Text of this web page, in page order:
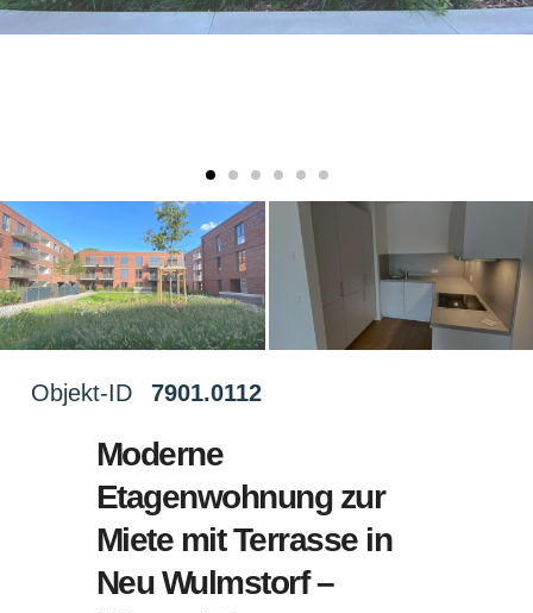
Moderne
Etagenwohnung zur
Miete mit Terrasse in
Neu Wulmstorf –
Objekt-ID 7901.0112